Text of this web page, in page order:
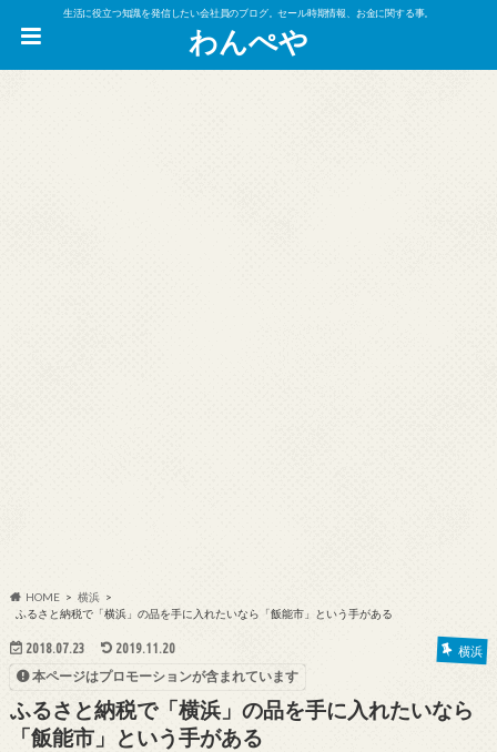
生活に役立つ知識を発信したい会社員のブログ。セール時期情報、お金に関する事。
わんぺや
HOME
横浜
ふるさと納税で「横浜」の品を手に入れたいなら「飯能市」という手がある
2018.07.23 2019.11.20 横浜
本ページはプロモーションが含まれています
ふるさと納税で「横浜」の品を手に入れたいなら
「飯能市」という手がある